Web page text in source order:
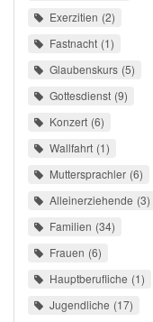
Exerzitien 2
Fastnacht 1
Glaubenskurs 5
Gottesdienst 9
Konzert 6
Wallfahrt 1
Muttersprachler 6
Alleinerziehende 3
Familien 34
Frauen 6
Hauptberufliche 1
Jugendliche 17